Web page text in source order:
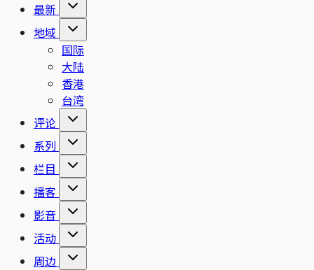
最新
地域
国际
大陆
香港
台湾
评论
系列
栏目
播客
影音
活动
周边